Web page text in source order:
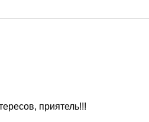
приятель!!!